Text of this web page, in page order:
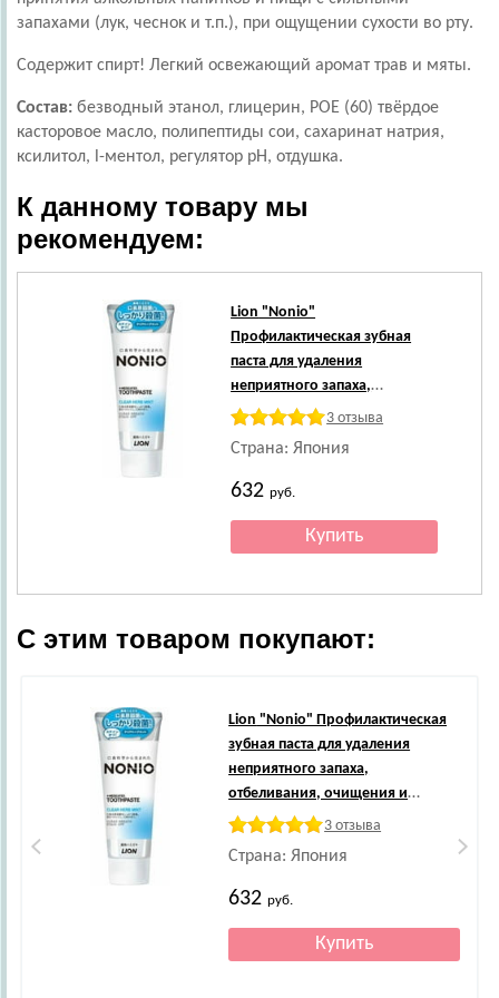
запахами (лук, чеснок и т.п.), при ощущении сухости во рту.
Содержит спирт! Легкий освежающий аромат трав и мяты.
Состав: безводный этанол, глицерин, РОЕ (60) твёрдое
касторовое масло, полипептиды сои, сахаринат натрия,
ксилитол, l-ментол, регулятор рН, отдушка.
К данному товару мы
рекомендуем:
Lion "Nonio"
Профилактическая зубная
паста для удаления
неприятного запаха,
отбеливания, очищения и
и развития кариеса, аромат
трав и мяты, 130 г.
3 отзыва
Страна: Япония
632руб.
С этим товаром покупают:
Lion "Nonio" Профилактическая
зубная паста для удаления
неприятного запаха,
отбеливания, очищения и
предотвращения появления и
мяты, 130 г.
3 отзыва
Страна: Япония
632руб.